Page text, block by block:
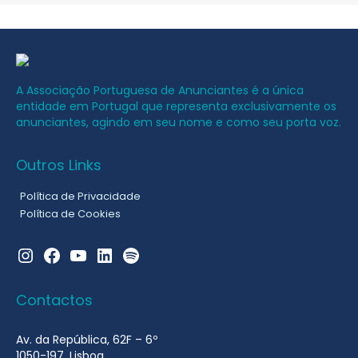
A Associação Portuguesa de Anunciantes é a única
entidade em Portugal que representa exclusivamente os
anunciantes, agindo em seu nome e como seu porta voz.
Outros Links
Política de Privacidade
Política de Cookies
Instagram
FacebookYouTubeLinkedInSpotify
Contactos
Av. da República, 62F – 6º